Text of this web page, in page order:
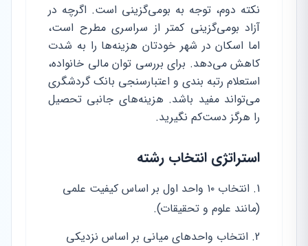
نکته دوم، توجه به بومی‌گزینی است. اگرچه در
آزاد بومی‌گزینی کمتر از سراسری مطرح است،
اما اسکان در شهر خودتان هزینه‌ها را به شدت
کاهش می‌دهد. برای بررسی توان مالی خانواده،
استعلام رتبه بندی و اعتبارسنجی بانک گردشگری
می‌تواند مفید باشد. هزینه‌های جانبی تحصیل
را هرگز دست‌کم نگیرید.
استراتژی انتخاب رشته
انتخاب ۱۰ واحد اول بر اساس کیفیت علمی
(مانند علوم و تحقیقات).
انتخاب واحدهای میانی بر اساس نزدیکی